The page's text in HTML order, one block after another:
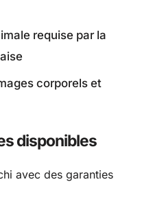
requise par la
corporels et
disponibles
avec des garanties